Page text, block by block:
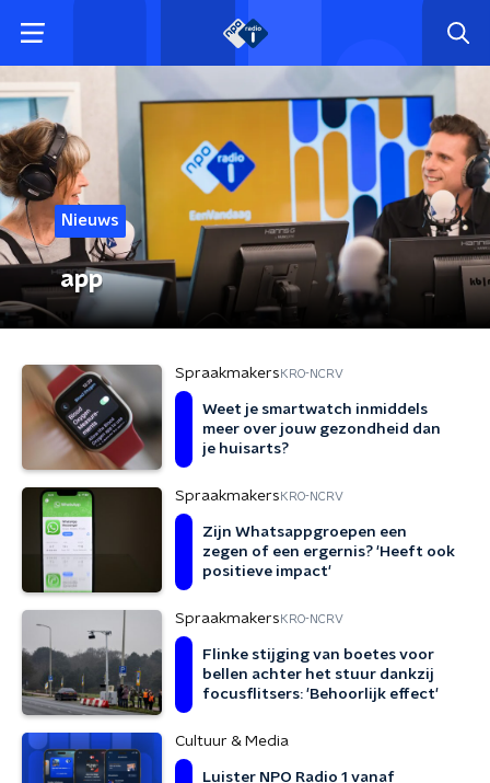
Nieuws
app
Spraakmakers KRO-NCRV
Weet je smartwatch inmiddels
meer over jouw gezondheid dan
je huisarts?
Spraakmakers KRO-NCRV
Zijn Whatsappgroepen een
zegen of een ergernis? 'Heeft ook
positieve impact'
Spraakmakers KRO-NCRV
Flinke stijging van boetes voor
bellen achter het stuur dankzij
focusflitsers: 'Behoorlijk effect'
Cultuur & Media
Luister NPO Radio 1 vanaf